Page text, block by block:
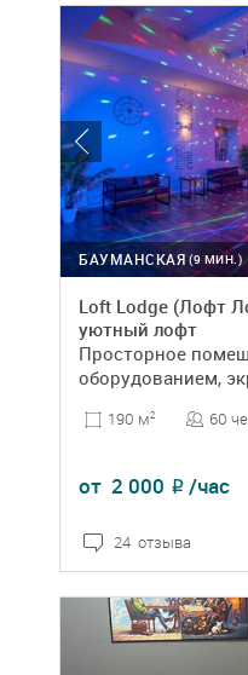
(9 МИН.)
БАУМАНСКАЯ
Loft Lodge (Лофт
уютный лофт
Просторное
оборудованием,
190 м2 60
от 2 000 ₽ /час
24 отзыва